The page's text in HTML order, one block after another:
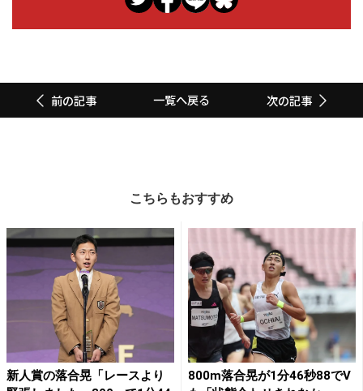
前の記事 一覧へ戻る 次の記事
こちらもおすすめ
新人賞の落合晃「レースより
800m落合晃が1分46秒88でV